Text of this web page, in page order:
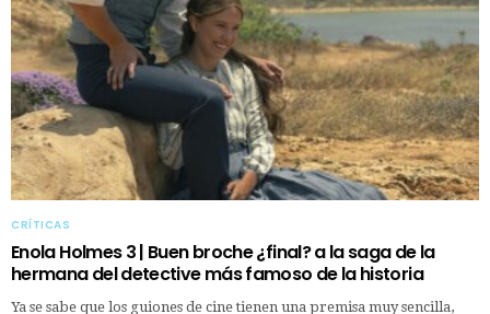
CRÍTICAS
Enola Holmes 3 | Buen broche ¿final? a la saga de la
hermana del detective más famoso de la historia
Ya se sabe que los guiones de cine tienen una premisa muy sencilla,